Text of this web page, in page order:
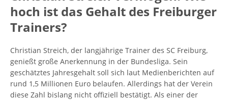
hoch ist das Gehalt des Freiburger
Trainers?
Christian Streich, der langjährige Trainer des SC Freiburg,
genießt große Anerkennung in der Bundesliga. Sein
geschätztes Jahresgehalt soll sich laut Medienberichten auf
rund 1,5 Millionen Euro belaufen. Allerdings hat der Verein
diese Zahl bislang nicht offiziell bestätigt. Als einer der